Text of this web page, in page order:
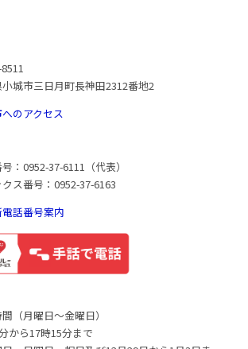
城市三日月町長神田2312番地2
のアクセス
：0952-37-6111（代表）
ス番号：0952-37-6163
話番号案内
（月曜日〜金曜日）
から17時15分まで